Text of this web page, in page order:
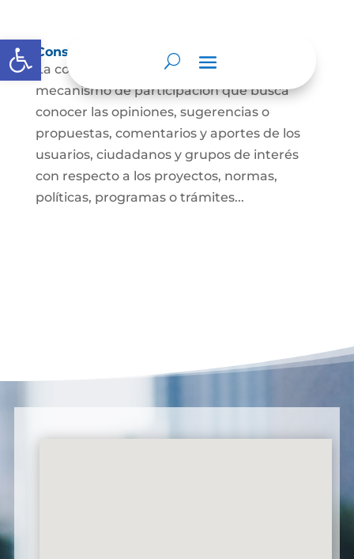
Abrir barra de herramientas
Consulta ciudadana
La consulta a la ciudadanía es un
mecanismo de participación que busca
conocer las opiniones, sugerencias o
propuestas, comentarios y aportes de los
usuarios, ciudadanos y grupos de interés
con respecto a los proyectos, normas,
políticas, programas o trámites...